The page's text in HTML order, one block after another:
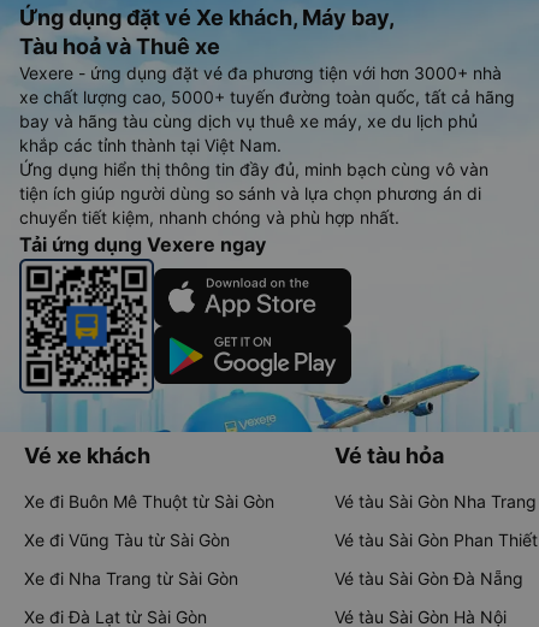
Ứng dụng đặt vé Xe khách, Máy bay,
Tàu hoả và Thuê xe
Vexere - ứng dụng đặt vé đa phương tiện với hơn 3000+ nhà
xe chất lượng cao, 5000+ tuyến đường toàn quốc, tất cả hãng
bay và hãng tàu cùng dịch vụ thuê xe máy, xe du lịch phủ
khắp các tỉnh thành tại Việt Nam.
Ứng dụng hiển thị thông tin đầy đủ, minh bạch cùng vô vàn
tiện ích giúp người dùng so sánh và lựa chọn phương án di
chuyển tiết kiệm, nhanh chóng và phù hợp nhất.
Tải ứng dụng Vexere ngay
Vé xe khách
Xe đi Buôn Mê Thuột từ Sài Gòn
Xe đi Vũng Tàu từ Sài Gòn
Xe đi Nha Trang từ Sài Gòn
Xe đi Đà Lạt từ Sài Gòn
Vé tàu hỏa
Vé tàu Sài Gòn Nha Trang
Vé tàu Sài Gòn Phan Thiết
Vé tàu Sài Gòn Đà Nẵng
Vé tàu Sài Gòn Hà Nội